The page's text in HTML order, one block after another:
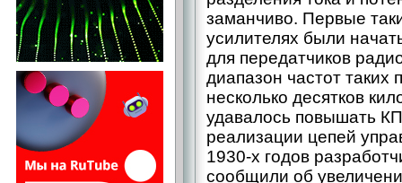
заманчиво. Первые
усилителях были
для передатчиков
диапазон частот
несколько десятков
удавалось повышать
реализации цепей
1930-х годов
сообщили об